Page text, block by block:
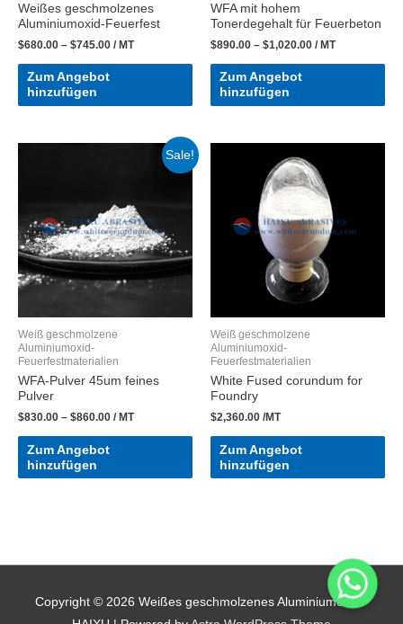
Weißes geschmolzenes
Aluminiumoxid-Feuerfest
$680.00 – $745.00 / MT
Zum Angebot
hinzufügen
WFA mit hohem
Tonerdegehalt für Feuerbeton
$890.00 – $1,020.00 / MT
Zum Angebot
hinzufügen
Sale!
Weiß geschmolzene
Aluminiumoxid-
Feuerfestmaterialien
WFA-Pulver 45um feines
Pulver
$830.00 – $860.00 / MT
Zum Angebot
hinzufügen
Weiß geschmolzene
Aluminiumoxid-
Feuerfestmaterialien
White Fused corundum for
Foundry
$2,360.00 /MT
Zum Angebot
hinzufügen
Copyright © 2026 Weißes geschmolzenes Aluminiumoxid -